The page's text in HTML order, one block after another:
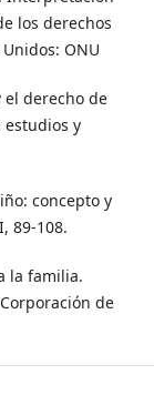
los derechos
ONU
el derecho de
estudios y
concepto y
89-108.
la familia.
de